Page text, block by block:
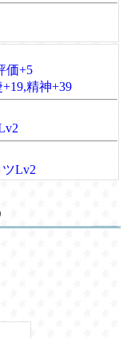
価+5
精神+39
Lv2